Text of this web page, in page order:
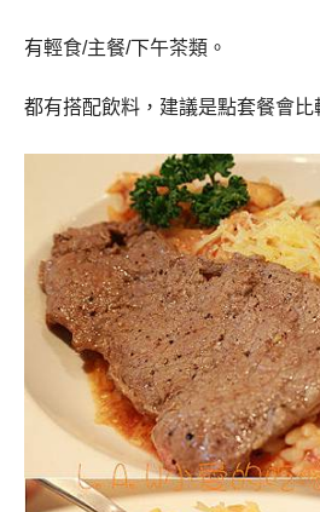
有輕食/主餐/下午茶類。
都有搭配飲料，建議是點套餐會比